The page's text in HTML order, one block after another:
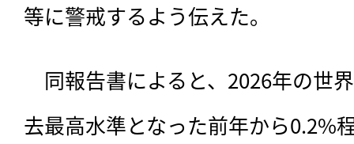
等に警戒するよう伝えた。
同報告書によると、2026年の世
去最高水準となった前年から0.2%